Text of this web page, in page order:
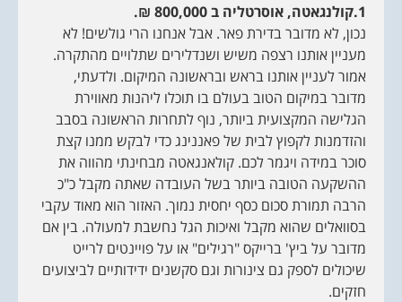
1.קולנגאטה, אוסרטליה ב 800,000 ₪.
נכון, לא מדובר בדירת פאר. אבל אנחנו הרי גולשים! לא
מעניין אותנו רצפה משיש ושנדלירים שתלויים מהתקרה.
אמור לעניין אותנו בראש ובראשונה המיקום. ולדעתי,
מדובר במיקום הטוב בעולם בו תוכלו ליהנות מאווירת
הגלישה המקצועית ביותר, נוף לתחרות הראשונה בסבב
והזדמנות לקפוץ לבית של פאננינג כדי לבקש ממנו קצת
סוכר במידה ויגמר לכם. קולאנגאטה מבחינתי מהווה את
ההשקעה הטובה ביותר בשל העובדה שאתה מקבל כ"כ
הרבה תמורת סכום כסף יחסית נמוך. האזור הוא מאוד עקבי
בסוואלים שהוא מקבל ואיכות הגל נחשבת למעולה. בין אם
מדובר על ביץ' ברייקס "רגילים" או על פויינטים לרייט
שיכולים לספק גם צינורות וגם סקשנים ידידותיים לביצועים
חזקים.